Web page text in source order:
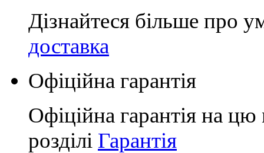
Дізнайтеся більше про
доставка
Офіційна гарантія
Офіційна гарантія на
розділі Гарантія